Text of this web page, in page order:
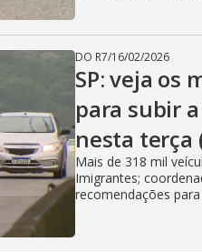
DO R7/16/02/2026
SP: veja os
para subir
nesta terça
Mais de 318 mil
Imigrantes;
recomendações